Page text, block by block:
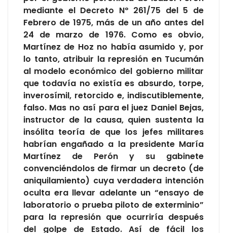
mediante el Decreto Nº 261/75 del 5 de
Febrero de 1975, más de un año antes del
24 de marzo de 1976. Como es obvio,
Martínez de Hoz no había asumido y, por
lo tanto, atribuir la represión en Tucumán
al modelo económico del gobierno militar
que todavía no existía es absurdo, torpe,
inverosímil, retorcido e, indiscutiblemente,
falso. Mas no así para el juez Daniel Bejas,
instructor de la causa, quien sustenta la
insólita teoría de que los jefes militares
habrían engañado a la presidente María
Martínez de Perón y su gabinete
convenciéndolos de firmar un decreto (de
aniquilamiento) cuya verdadera intención
oculta era llevar adelante un “ensayo de
laboratorio o prueba piloto de exterminio”
para la represión que ocurriría después
del golpe de Estado. Así de fácil los